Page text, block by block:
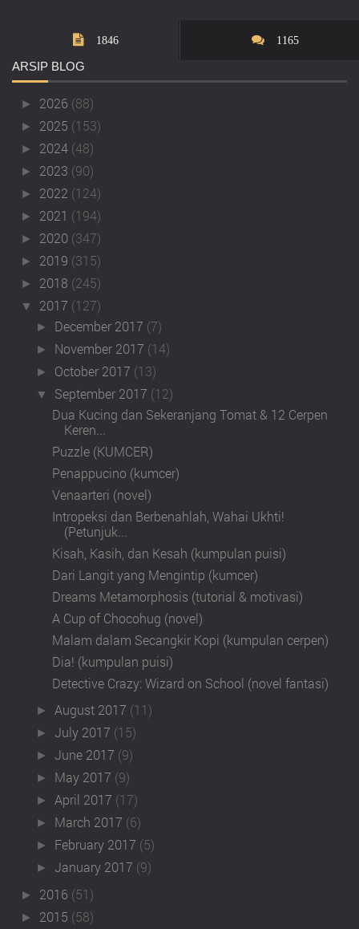
1846 1165
ARSIP BLOG
► 2026 (88)
► 2025 (153)
► 2024 (48)
► 2023 (90)
► 2022 (124)
► 2021 (194)
► 2020 (347)
► 2019 (315)
► 2018 (245)
▼ 2017 (127)
► December 2017 (7)
► November 2017 (14)
► October 2017 (13)
▼ September 2017 (12)
Dua Kucing dan Sekeranjang Tomat & 12 Cerpen
Keren...
Puzzle (KUMCER)
Penappucino (kumcer)
Venaarteri (novel)
Intropeksi dan Berbenahlah, Wahai Ukhti!
(Petunjuk...
Kisah, Kasih, dan Kesah (kumpulan puisi)
Dari Langit yang Mengintip (kumcer)
Dreams Metamorphosis (tutorial & motivasi)
A Cup of Chocohug (novel)
Malam dalam Secangkir Kopi (kumpulan cerpen)
Dia! (kumpulan puisi)
Detective Crazy: Wizard on School (novel fantasi)
►August 2017 (11)
►July 2017 (15)
►June 2017 (9)
► May 2017 (9)
►April 2017 (17)
► March 2017 (6)
► February 2017 (5)
►January 2017 (9)
► 2016 (51)
► 2015 (58)